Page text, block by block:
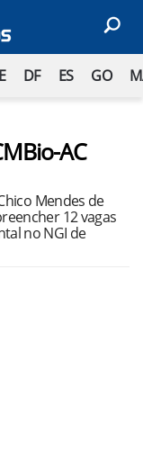
DF ES GO
AC
Mendes de
12 vagas
no NGI de